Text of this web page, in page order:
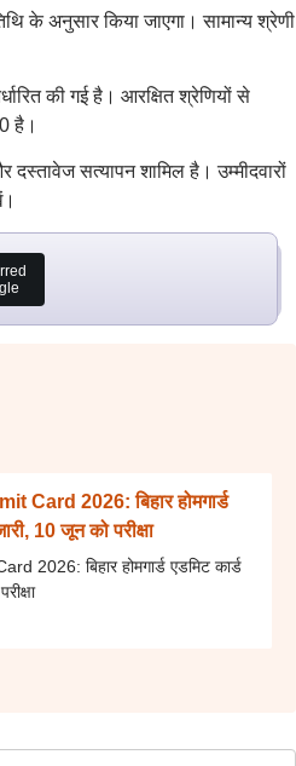
के अनुसार किया जाएगा। सामान्य श्रेणी
की गई है। आरक्षित श्रेणियों से
है।
और दस्तावेज सत्यापन शामिल है। उम्मीदवारों
Card 2026: बिहार होमगार्ड
10 जून को परीक्षा
2026: बिहार होमगार्ड एडमिट कार्ड